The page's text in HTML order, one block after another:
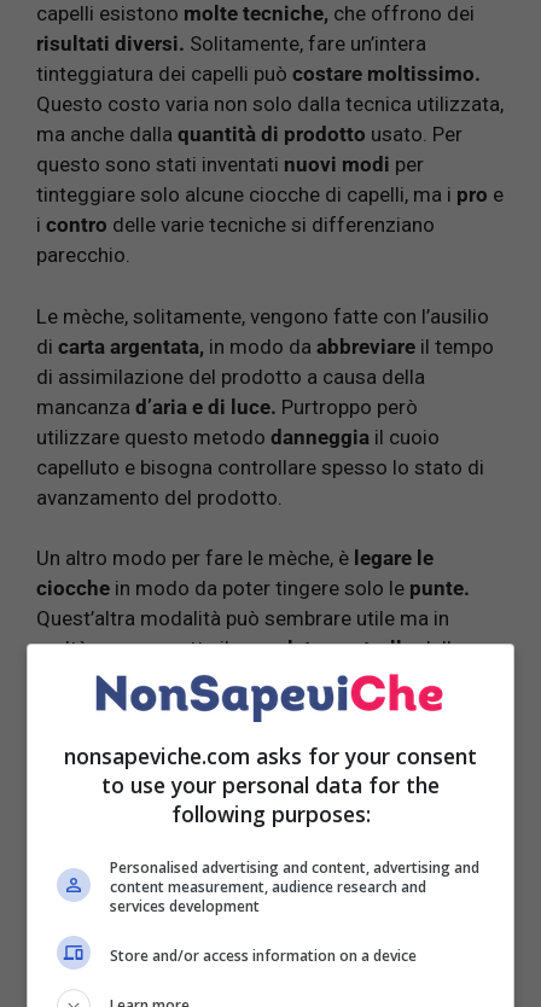
capelli esistono molte tecniche, che offrono dei
risultati diversi. Solitamente, fare un’intera
tinteggiatura dei capelli può costare moltissimo.
Questo costo varia non solo dalla tecnica utilizzata,
ma anche dalla quantità di prodotto usato. Per
questo sono stati inventati nuovi modi per
tinteggiare solo alcune ciocche di capelli, ma i pro e
i contro delle varie tecniche si differenziano
parecchio.
Le mèche, solitamente, vengono fatte con l’ausilio
di carta argentata, in modo da abbreviare il tempo
di assimilazione del prodotto a causa della
mancanza d’aria e di luce. Purtroppo però
utilizzare questo metodo danneggia il cuoio
capelluto e bisogna controllare spesso lo stato di
avanzamento del prodotto.
Un altro modo per fare le mèche, è legare le
ciocche in modo da poter tingere solo le punte.
Quest’altra modalità può sembrare utile ma in
realtà non permette ilcompleto controllodella
zona da colorare, rendendo difficile capire il
risultato finale.
LEGGI ANCHE:Il balsamo per capelli da usare
dopo una giornata di sole e mare
Perché prediligere la tecnica
con la cuffia?
nonsapeviche.com asks for your consent
to use your personal data for the
following purposes:
Personalised advertising and content, advertising and
content measurement, audience research and
services development
Store and/or access information on a device